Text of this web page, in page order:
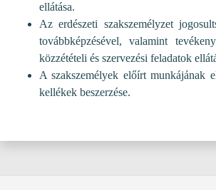
ellátása.
Az erdészeti szakszemélyzet
továbbképzésével, valamint
közzétételi és szervezési feladatok
A szakszemélyek előírt munkájának
kellékek beszerzése.